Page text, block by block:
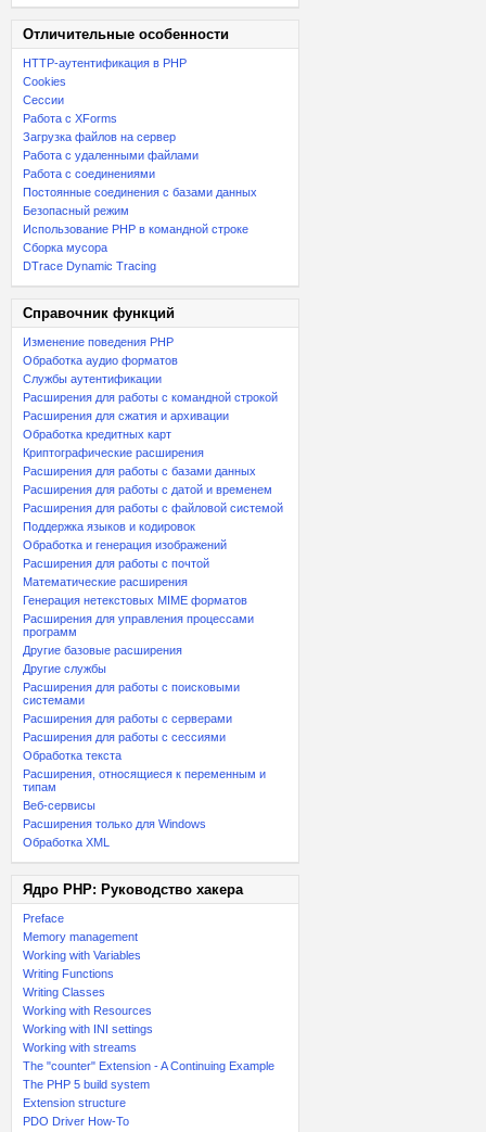
Отличительные особенности
HTTP-аутентификация в PHP
Cookies
Сессии
Работа с XForms
Загрузка файлов на сервер
Работа с удаленными файлами
Работа с соединениями
Постоянные соединения с базами данных
Безопасный режим
Использование PHP в командной строке
Сборка мусора
DTrace Dynamic Tracing
Справочник функций
Изменение поведения PHP
Обработка аудио форматов
Службы аутентификации
Расширения для работы с командной строкой
Расширения для сжатия и архивации
Обработка кредитных карт
Криптографические расширения
Расширения для работы с базами данных
Расширения для работы с датой и временем
Расширения для работы с файловой системой
Поддержка языков и кодировок
Обработка и генерация изображений
Расширения для работы с почтой
Математические расширения
Генерация нетекстовых MIME форматов
Расширения для управления процессами
программ
Другие базовые расширения
Другие службы
Расширения для работы с поисковыми
системами
Расширения для работы с серверами
Расширения для работы с сессиями
Обработка текста
Расширения, относящиеся к переменным и
типам
Веб-сервисы
Расширения только для Windows
Обработка XML
Ядро PHP: Руководство хакера
Preface
Memory management
Working with Variables
Writing Functions
Writing Classes
Working with Resources
Working with INI settings
Working with streams
The "counter" Extension - A Continuing Example
The PHP 5 build system
Extension structure
PDO Driver How-To